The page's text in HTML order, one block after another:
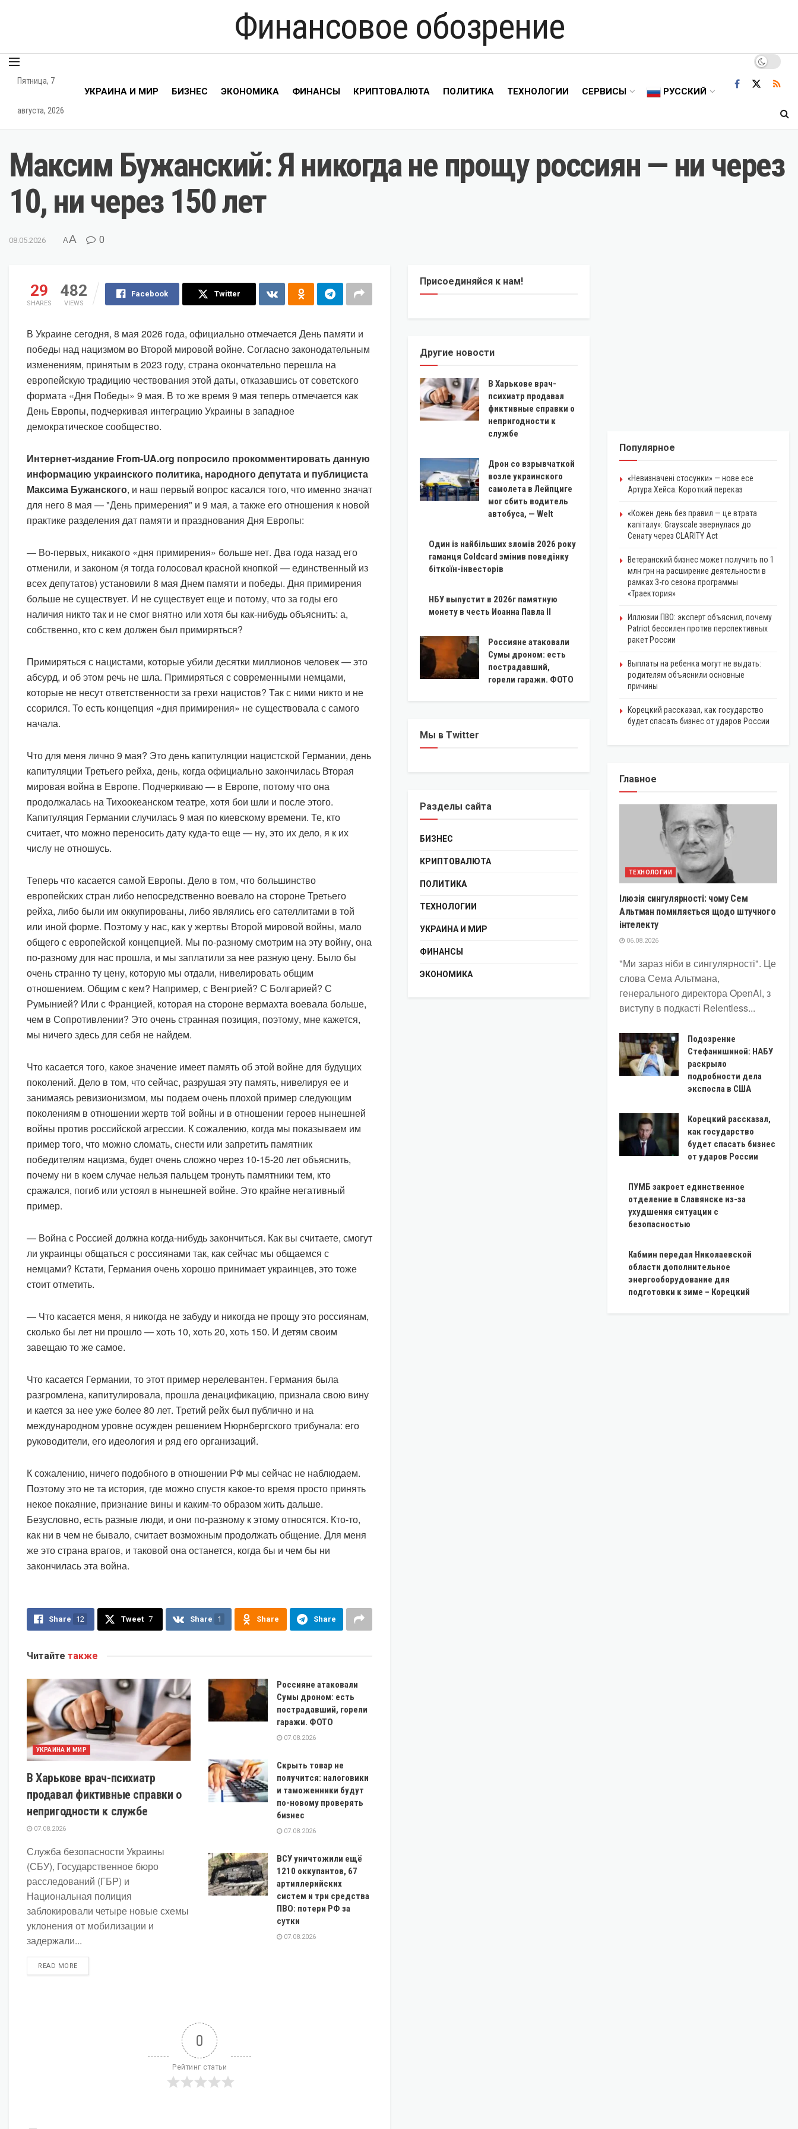
Финансовое обозрение
Пятница, 7
августа, 2026
УКРАИНА И МИР БИЗНЕС ЭКОНОМИКА ФИНАНСЫ КРИПТОВАЛЮТА ПОЛИТИКА ТЕХНОЛОГИИ СЕРВИСЫ РУССКИЙ
Максим Бужанский: Я никогда не прощу россиян — ни через
10, ни через 150 лет
08.05.2026 AA 0
29
SHARES
482
VIEWS
Facebook Twitter
В Украине сегодня, 8 мая 2026 года, официально отмечается День памяти и
победы над нацизмом во Второй мировой войне. Согласно законодательным
изменениям, принятым в 2023 году, страна окончательно перешла на
европейскую традицию чествования этой даты, отказавшись от советского
формата «Дня Победы» 9 мая. В то же время 9 мая теперь отмечается как
День Европы, подчеркивая интеграцию Украины в западное
демократическое сообщество.
Интернет-издание From-UA.org попросило прокомментировать данную
информацию украинского политика, народного депутата и публициста
Максима Бужанского, и наш первый вопрос касался того, что именно значат
для него 8 мая — "День примерения" и 9 мая, а также его отношения к новой
практике разделения дат памяти и празднования Дня Европы:
— Во-первых, никакого «дня примирения» больше нет. Два года назад его
отменили, и законом (я тогда голосовал красной кнопкой — единственный из
всех депутатов) установили 8 мая Днем памяти и победы. Дня примирения
больше не существует. И не существует еще и потому, что за годы его
наличия никто так и не смог внятно или хотя бы как-нибудь объяснить: а,
собственно, кто с кем должен был примиряться?
Примиряться с нацистами, которые убили десятки миллионов человек — это
абсурд, и об этом речь не шла. Примиряться с современными немцами,
которые не несут ответственности за грехи нацистов? Так с ними никто и не
ссорился. То есть концепция «дня примирения» не существовала с самого
начала.
Что для меня лично 9 мая? Это день капитуляции нацистской Германии, день
капитуляции Третьего рейха, день, когда официально закончилась Вторая
мировая война в Европе. Подчеркиваю — в Европе, потому что она
продолжалась на Тихоокеанском театре, хотя бои шли и после этого.
Капитуляция Германии случилась 9 мая по киевскому времени. Те, кто
считает, что можно переносить дату куда-то еще — ну, это их дело, я к их
числу не отношусь.
Теперь что касается самой Европы. Дело в том, что большинство
европейских стран либо непосредственно воевало на стороне Третьего
рейха, либо были им оккупированы, либо являлись его сателлитами в той
или иной форме. Поэтому у нас, как у жертвы Второй мировой войны, мало
общего с европейской концепцией. Мы по-разному смотрим на эту войну, она
по-разному для нас прошла, и мы заплатили за нее разную цену. Было бы
очень странно ту цену, которую мы отдали, нивелировать общим
отношением. Общим с кем? Например, с Венгрией? С Болгарией? С
Румынией? Или с Францией, которая на стороне вермахта воевала больше,
чем в Сопротивлении? Это очень странная позиция, поэтому, мне кажется,
мы ничего здесь для себя не найдем.
Что касается того, какое значение имеет память об этой войне для будущих
поколений. Дело в том, что сейчас, разрушая эту память, нивелируя ее и
занимаясь ревизионизмом, мы подаем очень плохой пример следующим
поколениям в отношении жертв той войны и в отношении героев нынешней
войны против российской агрессии. К сожалению, когда мы показываем им
пример того, что можно сломать, снести или запретить памятник
победителям нацизма, будет очень сложно через 10-15-20 лет объяснить,
почему ни в коем случае нельзя пальцем тронуть памятники тем, кто
сражался, погиб или устоял в нынешней войне. Это крайне негативный
пример.
— Война с Россией должна когда-нибудь закончиться. Как вы считаете, смогут
ли украинцы общаться с россиянами так, как сейчас мы общаемся с
немцами? Кстати, Германия очень хорошо принимает украинцев, это тоже
стоит отметить.
— Что касается меня, я никогда не забуду и никогда не прощу это россиянам,
сколько бы лет ни прошло — хоть 10, хоть 20, хоть 150. И детям своим
завещаю то же самое.
Что касается Германии, то этот пример нерелевантен. Германия была
разгромлена, капитулировала, прошла денацификацию, признала свою вину
и кается за нее уже более 80 лет. Третий рейх был публично и на
международном уровне осужден решением Нюрнбергского трибунала: его
руководители, его идеология и ряд его организаций.
К сожалению, ничего подобного в отношении РФ мы сейчас не наблюдаем.
Поэтому это не та история, где можно спустя какое-то время просто принять
некое покаяние, признание вины и каким-то образом жить дальше.
Безусловно, есть разные люди, и они по-разному к этому относятся. Кто-то,
как ни в чем не бывало, считает возможным продолжать общение. Для меня
же это страна врагов, и таковой она останется, когда бы и чем бы ни
закончилась эта война.
Share 12 Tweet 7 Share 1 Share Share
Читайте также
УКРАИНА И МИР
В Харькове врач-психиатр
продавал фиктивные справки о
непригодности к службе
07.08.2026
Служба безопасности Украины
(СБУ), Государственное бюро
расследований (ГБР) и
Национальная полиция
заблокировали четыре новые схемы
уклонения от мобилизации и
задержали...
READ MOREDETAILS
Россияне атаковали
Сумы дроном: есть
пострадавший, горели
гаражи. ФОТО
07.08.2026
Скрыть товар не
получится: налоговики
и таможенники будут
по-новому проверять
бизнес
07.08.2026
ВСУ уничтожили ещё
1210 оккупантов, 67
артиллерийских
систем и три средства
ПВО: потери РФ за
сутки
07.08.2026
0
Рейтинг статьи
Присоединяйся к нам!
Другие новости
В Харькове врач-
психиатр продавал
фиктивные справки о
непригодности к
службе
Дрон со взрывчаткой
возле украинского
самолета в Лейпциге
мог сбить водитель
автобуса, — Welt
Один із найбільших зломів 2026 року
гаманця Coldcard змінив поведінку
біткоїн-інвесторів
НБУ выпустит в 2026г памятную
монету в честь Иоанна Павла II
Россияне атаковали
Сумы дроном: есть
пострадавший,
горели гаражи. ФОТО
Мы в Twitter
Разделы сайта
БИЗНЕС
КРИПТОВАЛЮТА
ПОЛИТИКА
ТЕХНОЛОГИИ
УКРАИНА И МИР
ФИНАНСЫ
ЭКОНОМИКА
Популярное
«Невизначені стосунки» — нове есе
Артура Хейса. Короткий переказ
«Кожен день без правил — це втрата
капіталу»: Grayscale звернулася до
Сенату через CLARITY Act
Ветеранский бизнес может получить по 1
млн грн на расширение деятельности в
рамках 3-го сезона программы
«Траектория»
Иллюзии ПВО: эксперт объяснил, почему
Patriot бессилен против перспективных
ракет России
Выплаты на ребенка могут не выдать:
родителям объяснили основные
причины
Корецкий рассказал, как государство
будет спасать бизнес от ударов России
Главное
ТЕХНОЛОГИИ
Ілюзія сингулярності: чому Сем
Альтман помиляється щодо штучного
інтелекту
06.08.2026
"Ми зараз ніби в сингулярності". Це
слова Сема Альтмана,
генерального директора OpenAI, з
виступу в подкасті Relentless...
Подозрение
Стефанишиной: НАБУ
раскрыло
подробности дела
экспосла в США
Корецкий рассказал,
как государство
будет спасать бизнес
от ударов России
ПУМБ закроет единственное
отделение в Славянске из-за
ухудшения ситуации с
безопасностью
Кабмин передал Николаевской
области дополнительное
энергооборудование для
подготовки к зиме – Корецкий